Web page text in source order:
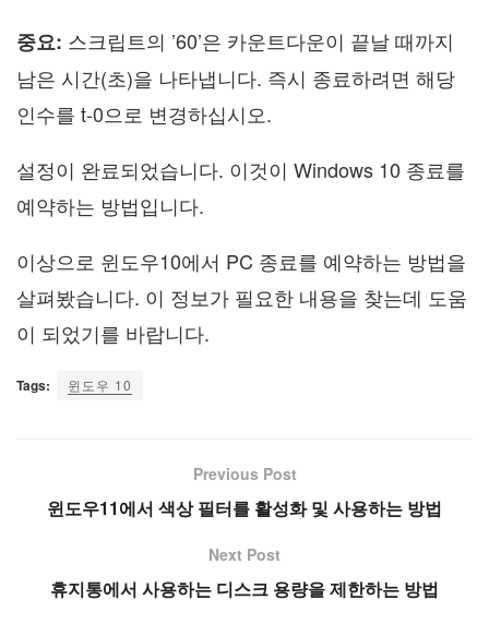
중요: 스크립트의 ’60’은 카운트다운이 끝날 때까지
남은 시간(초)을 나타냅니다. 즉시 종료하려면 해당
인수를 t-0으로 변경하십시오.
설정이 완료되었습니다. 이것이 Windows 10 종료를
예약하는 방법입니다.
이상으로 윈도우10에서 PC 종료를 예약하는 방법을
살펴봤습니다. 이 정보가 필요한 내용을 찾는데 도움
이 되었기를 바랍니다.
Tags: 윈도우 10
Previous Post
윈도우11에서 색상 필터를 활성화 및 사용하는 방법
Next Post
휴지통에서 사용하는 디스크 용량을 제한하는 방법